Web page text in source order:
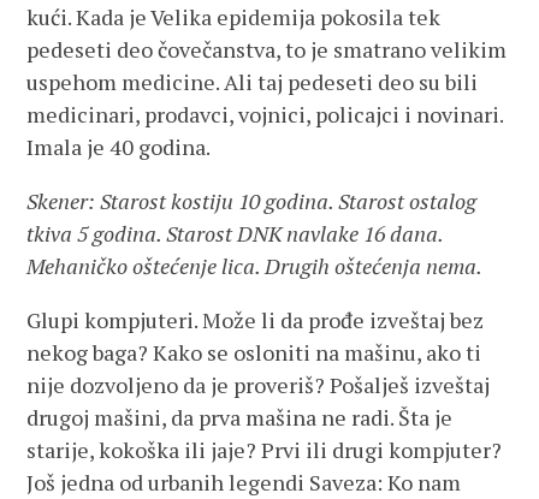
kući. Kada je Velika epidemija pokosila tek
pedeseti deo čovečanstva, to je smatrano velikim
uspehom medicine. Ali taj pedeseti deo su bili
medicinari, prodavci, vojnici, policajci i novinari.
Imala je 40 godina.
Skener: Starost kostiju 10 godina. Starost ostalog
tkiva 5 godina. Starost DNK navlake 16 dana.
Mehaničko oštećenje lica. Drugih oštećenja nema.
Glupi kompjuteri. Može li da prođe izveštaj bez
nekog baga? Kako se osloniti na mašinu, ako ti
nije dozvoljeno da je proveriš? Pošalješ izveštaj
drugoj mašini, da prva mašina ne radi. Šta je
starije, kokoška ili jaje? Prvi ili drugi kompjuter?
Još jedna od urbanih legendi Saveza: Ko nam